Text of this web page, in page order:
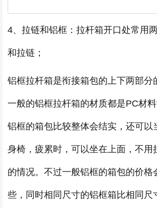
4、拉链和铝框：拉杆箱开口处常用
和拉链；
铝框拉杆箱是衔接箱包的上下两部分
一般的铝框拉杆箱的材质都是PC材
铝框的箱包比较整体会结实，还可以
身椅，疲累时，可以坐在上面，不用
的情况。不过一般铝框的箱包的价格
些，同时相同尺寸的铝框箱比相同尺